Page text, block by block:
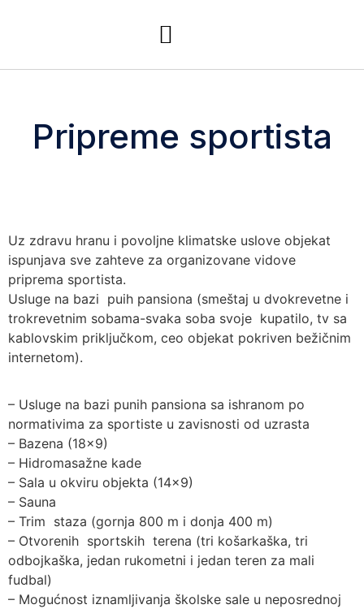
Pripreme sportista
Uz zdravu hranu i povoljne klimatske uslove objekat
ispunjava sve zahteve za organizovane vidove
priprema sportista.
Usluge na bazi puih pansiona (smeštaj u dvokrevetne i
trokrevetnim sobama-svaka soba svoje kupatilo, tv sa
kablovskim priključkom, ceo objekat pokriven bežičnim
internetom).
– Usluge na bazi punih pansiona sa ishranom po
normativima za sportiste u zavisnosti od uzrasta
– Bazena (18×9)
– Hidromasažne kade
– Sala u okviru objekta (14×9)
– Sauna
– Trim staza (gornja 800 m i donja 400 m)
– Otvorenih sportskih terena (tri košarkaška, tri
odbojkaška, jedan rukometni i jedan teren za mali
fudbal)
– Mogućnost iznamljivanja školske sale u neposrednoj